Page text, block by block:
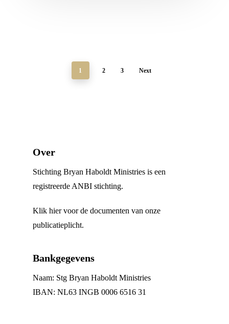
1 2 3 Next
Over
Stichting Bryan Haboldt Ministries is een
registreerde ANBI stichting.
Klik hier voor de documenten van onze
publicatieplicht.
Bankgegevens
Naam: Stg Bryan Haboldt Ministries
IBAN: NL63 INGB 0006 6516 31